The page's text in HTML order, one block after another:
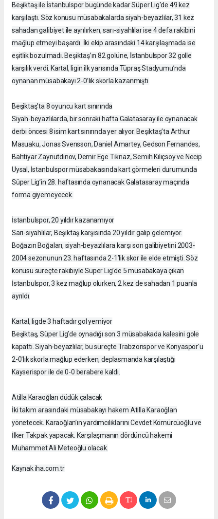
Beşiktaş ile İstanbulspor bugünde kadar Süper Lig'de 49 kez
karşılaştı. Söz konusu müsabakalarda siyah-beyazlılar, 31 kez
sahadan galibiyet ile ayrılırken, sarı-siyahlılar ise 4 defa rakibini
mağlup etmeyi başardı. İki ekip arasındaki 14 karşılaşmada ise
eşitlik bozulmadı. Beşiktaş’ın 82 golüne, İstanbulspor 32 golle
karşılık verdi. Kartal, ligin ilk yarısında Tüpraş Stadyumu’nda
oynanan müsabakayı 2-0’lık skorla kazanmıştı.
Beşiktaş’ta 8 oyuncu kart sınırında
Siyah-beyazlılarda, bir sonraki hafta Galatasaray ile oynanacak
derbi öncesi 8 isim kart sınırında yer alıyor. Beşiktaş’ta Arthur
Masuaku, Jonas Svensson, Daniel Amartey, Gedson Fernandes,
Bahtiyar Zaynutdinov, Demir Ege Tıknaz, Semih Kılıçsoy ve Necip
Uysal, İstanbulspor müsabakasında kart görmeleri durumunda
Süper Lig’in 28. haftasında oynanacak Galatasaray maçında
forma giyemeyecek.
İstanbulspor, 20 yıldır kazanamıyor
Sarı-siyahlılar, Beşiktaş karşısında 20 yıldır galip gelemiyor.
Boğazın Boğaları, siyah-beyazlılara karşı son galibiyetini 2003-
2004 sezonunun 23. haftasında 2-1’lik skor ile elde etmişti. Söz
konusu süreçte rakibiyle Süper Lig’de 5 müsabakaya çıkan
İstanbulspor, 3 kez mağlup olurken, 2 kez de sahadan 1 puanla
ayrıldı.
Kartal, ligde 3 haftadır gol yemiyor
Beşiktaş, Süper Lig’de oynadığı son 3 müsabakada kalesini gole
kapattı. Siyah-beyazlılar, bu süreçte Trabzonspor ve Konyaspor'u
2-0'lık skorla mağlup ederken, deplasmanda karşılaştığı
Kayserispor ile de 0-0 berabere kaldı.
Atilla Karaoğlan düdük çalacak
İki takım arasındaki müsabakayı hakem Atilla Karaoğlan
yönetecek. Karaoğlan’ın yardımcılıklarını Cevdet Kömürcüoğlu ve
İlker Takpak yapacak. Karşılaşmanın dördüncü hakemi
Muhammet Ali Meteoğlu olacak.
Kaynak iha.com.tr